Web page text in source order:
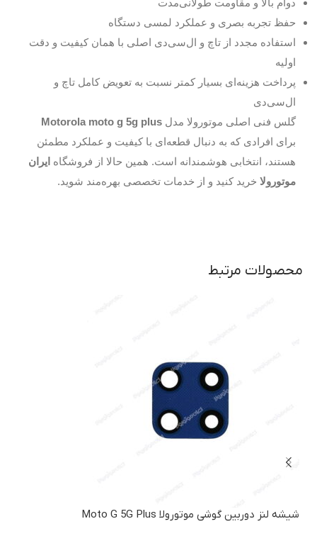
دوام بالا و مقاومت طولانی‌مدت
حفظ تجربه بصری و عملکرد لمسی دستگاه
استفاده مجدد از تاچ و ال‌سی‌دی اصلی با همان کیفیت و دقت
اولیه
پرداخت هزینه‌ای بسیار کمتر نسبت به تعویض کامل تاچ و
ال‌سی‌دی
گلس فنی اصلی موتورولا مدل Motorola moto g 5g plus
برای افرادی که به دنبال قطعه‌ای با کیفیت و عملکرد مطمئن
هستند، انتخابی هوشمندانه است. همین حالا از فروشگاه ایران
موتورولا خرید کنید و از خدمات تخصصی بهره‌مند شوید.
محصولات مرتبط
شیشه لنز دوربین گوشی موتورولا Moto G 5G Plus